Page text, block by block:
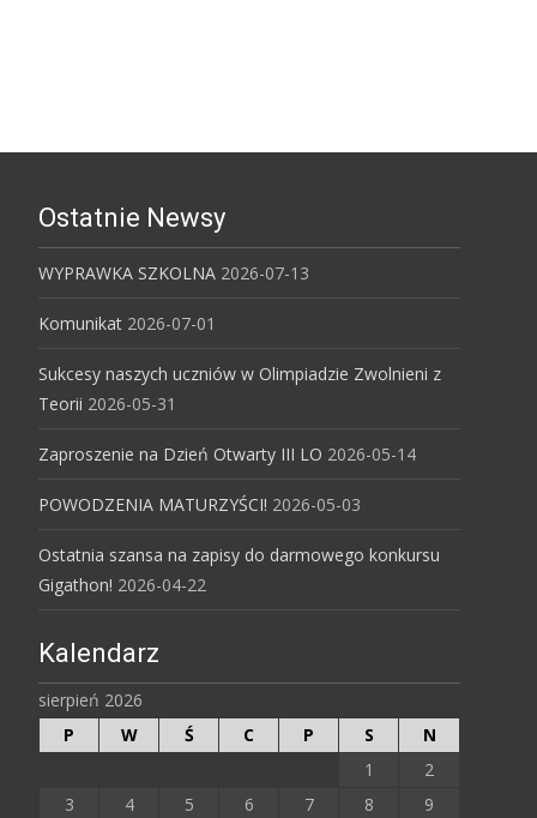
Ostatnie Newsy
WYPRAWKA SZKOLNA 2026-07-13
Komunikat 2026-07-01
Sukcesy naszych uczniów w Olimpiadzie Zwolnieni z
Teorii 2026-05-31
Zaproszenie na Dzień Otwarty III LO 2026-05-14
POWODZENIA MATURZYŚCI! 2026-05-03
Ostatnia szansa na zapisy do darmowego konkursu
Gigathon! 2026-04-22
Kalendarz
sierpień 2026
P
W Ś C P S
N
1
2
3
4 5 6 7 8
9